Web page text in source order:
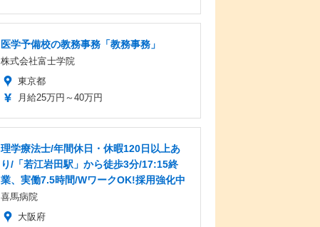
医学予備校の教務事務「教務事務」
株式会社富士学院
東京都
月給25万円～40万円
理学療法士/年間休日・休暇120日以上あ
り/「若江岩田駅」から徒歩3分/17:15終
業、実働7.5時間/WワークOK!採用強化中
喜馬病院
大阪府